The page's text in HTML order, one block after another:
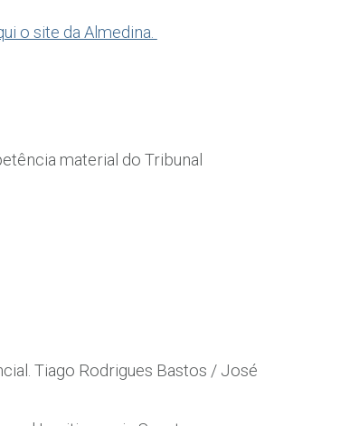
o site da Almedina.
material do Tribunal
Tiago Rodrigues Bastos / José